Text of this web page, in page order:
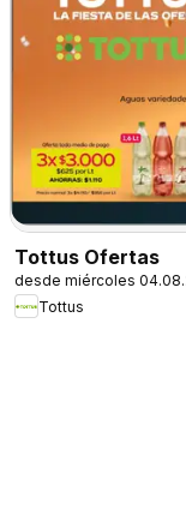
Tottus Ofertas
desde miércoles
Tottus